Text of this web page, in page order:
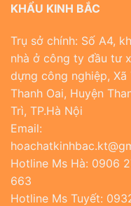
KHẨU KINH BẮC
Trụ sở chính: Số A4,
nhà ở công ty đầu tư
dựng công nghiệp, Xã
Thanh Oai, Huyện
Trì, TP.Hà Nội
Email:
Hotline Ms Hà: 0906
663
Hotline Ms Tuyết: